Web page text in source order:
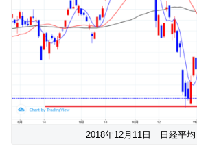
2018年12月11日 日経平